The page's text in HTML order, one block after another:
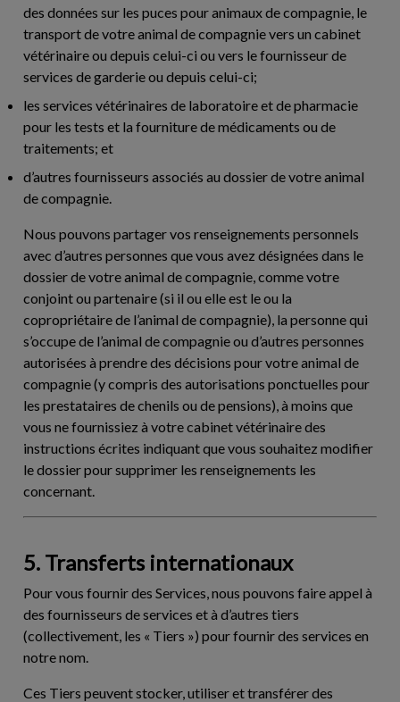
des données sur les puces pour animaux de compagnie, le
transport de votre animal de compagnie vers un cabinet
vétérinaire ou depuis celui-ci ou vers le fournisseur de
services de garderie ou depuis celui-ci;
les services vétérinaires de laboratoire et de pharmacie
pour les tests et la fourniture de médicaments ou de
traitements; et
d’autres fournisseurs associés au dossier de votre animal
de compagnie.
Nous pouvons partager vos renseignements personnels
avec d’autres personnes que vous avez désignées dans le
dossier de votre animal de compagnie, comme votre
conjoint ou partenaire (si il ou elle est le ou la
copropriétaire de l’animal de compagnie), la personne qui
s’occupe de l’animal de compagnie ou d’autres personnes
autorisées à prendre des décisions pour votre animal de
compagnie (y compris des autorisations ponctuelles pour
les prestataires de chenils ou de pensions), à moins que
vous ne fournissiez à votre cabinet vétérinaire des
instructions écrites indiquant que vous souhaitez modifier
le dossier pour supprimer les renseignements les
concernant.
5. Transferts internationaux
Pour vous fournir des Services, nous pouvons faire appel à
des fournisseurs de services et à d’autres tiers
(collectivement, les « Tiers ») pour fournir des services en
notre nom.
Ces Tiers peuvent stocker, utiliser et transférer des